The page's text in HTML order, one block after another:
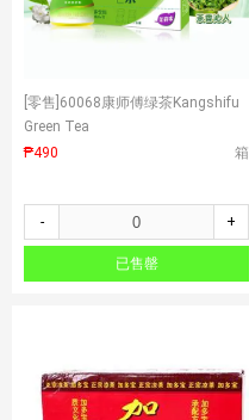
[零售] 60068康师傅绿茶Kangshifu
Green Tea
₱490
箱
- +
已售罄